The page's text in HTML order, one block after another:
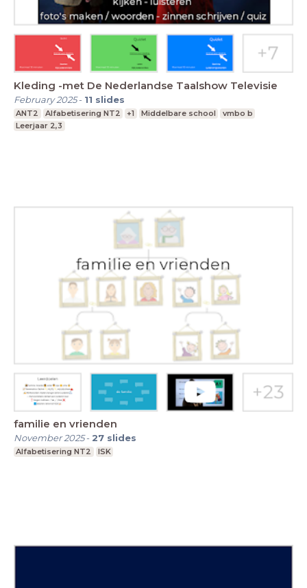
Kleding -met De Nederlandse Taalshow Televisie
February 2025- 11 slides
ANT2 Alfabetisering NT2 +1 Middelbare school
vmbo b
Leerjaar 2,3
familie en vrienden
November 2025- 27 slides
Alfabetisering NT2 ISK